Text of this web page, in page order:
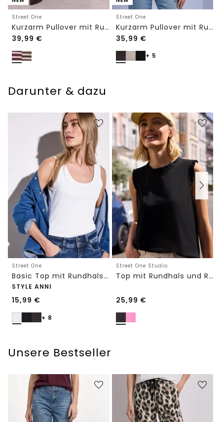
Street One
Kurzarm Pullover mit Rundhals und Streifen
39,99 €
Street One
Kurzarm Pullover mit Rundhals in Unifarbe
35,99 €
+ 5
Darunter & dazu
Street One
Basic Top mit Rundhals in Unifarbe
STYLE ANNI
15,99 €
+ 8
Street One Studio
Top mit Rundhals und Rüschendetails
25,99 €
Unsere Bestseller